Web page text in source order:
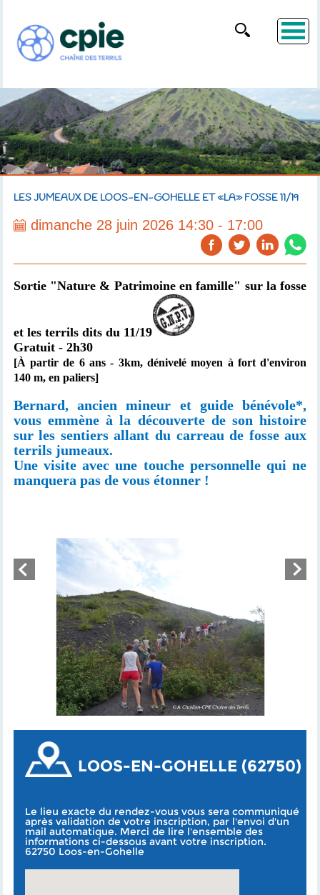
LES JUMEAUX DE LOOS-EN-GOHELLE ET «LA» FOSSE 11/19
dimanche 28 juin 2026 14:30 - 17:00
Sortie "Nature & Patrimoine en famille" sur la fosse
et les terrils dits du 11/19
Gratuit - 2h30
[À partir de 6 ans - 3km,dénivelé moyen à fort d'environ
140 m, en paliers]
Bernard, ancien mineur et guide bénévole*,
vous emmène à la découverte de son histoire
sur les sentiers allant du carreau de fosse aux
terrils jumeaux.
Une visite avec une touche personnelle qui ne
manquera pas de vous étonner !
LOOS-EN-GOHELLE (62750)
Le lieu exacte du rendez-vous vous sera communiqué
après validation de votre inscription, par l'envoi d'un
mail automatique. Merci de lire l'ensemble des
informations ci-dessous avant votre inscription.
62750 Loos-en-Gohelle